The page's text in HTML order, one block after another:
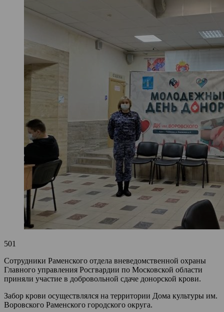
501
Сотрудники Раменского отдела вневедомственной охраны
Главного управления Росгвардии по Московской области
приняли участие в добровольной сдаче донорской крови.
Забор крови осуществлялся на территории Дома культуры им.
Воровского Раменского городского округа.